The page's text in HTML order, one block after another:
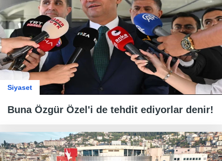
Siyaset
Buna Özgür Özel'i de tehdit ediyorlar denir!